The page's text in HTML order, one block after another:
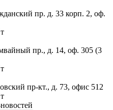
пр. д. 33 корп. 2, оф.
пр., д. 14, оф. 305 (3
пр-кт., д. 73, офис 512